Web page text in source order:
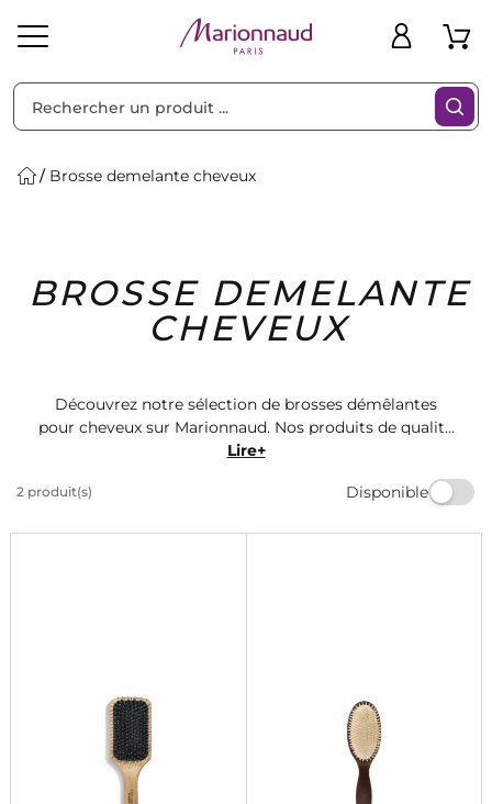
Solaire Homme Marques Idées
Cadeaux
Bons
Plans
Brosse demelante cheveux
BROSSE DEMELANTE
CHEVEUX
Découvrez notre sélection de brosses démêlantes
pour cheveux sur Marionnaud. Nos produits de qualité
vous aideront à démêler vos cheveux en douceur, sans
lisses et soyeux. Commandez dès maintenant et
Lire+
2 produit(s) Disponible
Filtres